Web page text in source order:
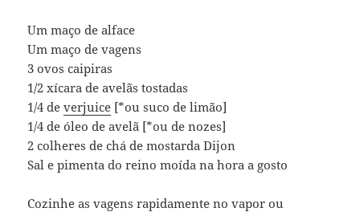
Um maço de alface
Um maço de vagens
3 ovos caipiras
1/2 xícara de avelãs tostadas
1/4 deverjuice [*ou suco de limão]
1/4 de óleo de avelã [*ou de nozes]
2 colheres de chá de mostarda Dijon
Sal e pimenta do reino moída na hora a gosto
Cozinhe as vagens rapidamente no vapor ou